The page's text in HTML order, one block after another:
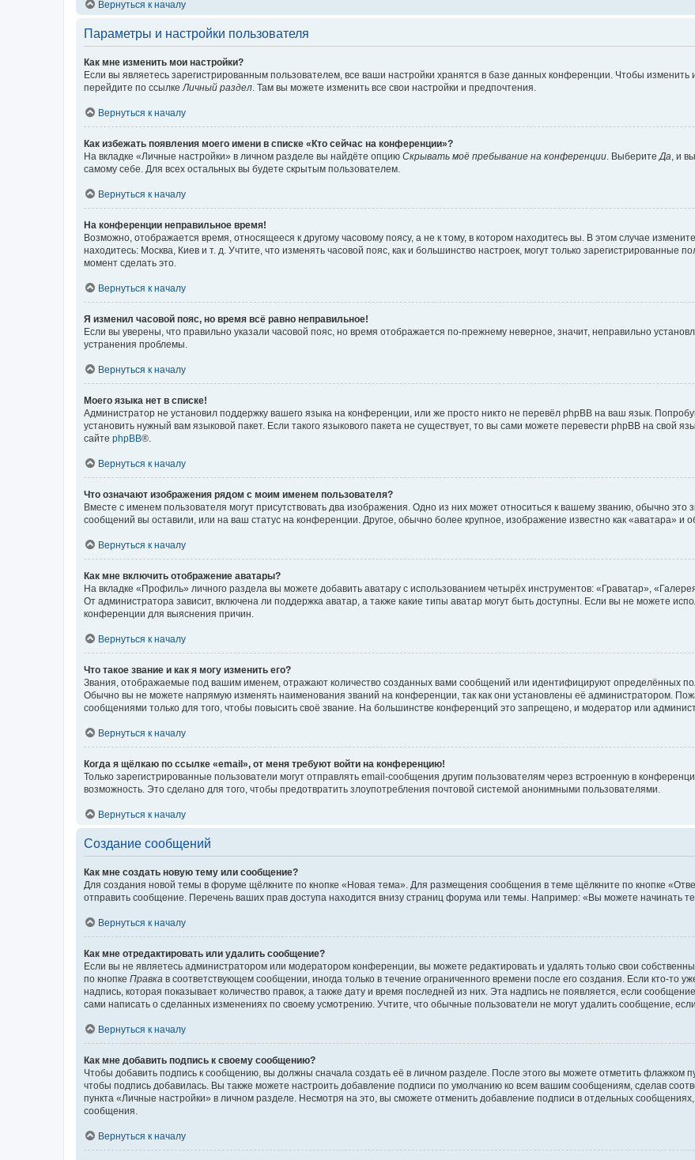
Вернуться к началу
Параметры и настройки пользователя
Как мне изменить мои настройки?
Если вы являетесь зарегистрированным пользователем, все ваши настройки хранятся в базе данных конференции. Чтобы
перейдите по ссылке Личный раздел . Там вы можете изменить все свои настройки и предпочтения.
Вернуться к началу
Как избежать появления моего имени в списке «Кто сейчас на конференции»?
На вкладке «Личные настройки» в личном разделе вы найдёте опцию Скрывать моё пребывание на конференции . Выберите Да , и
самому себе. Для всех остальных вы будете скрытым пользователем.
Вернуться к началу
На конференции неправильное время!
Возможно, отображается время, относящееся к другому часовому поясу, а не к тому, в котором находитесь вы. В этом случае
находитесь: Москва, Киев и т. д. Учтите, что изменять часовой пояс, как и большинство настроек, могут только зарегистрированные
момент сделать это.
Вернуться к началу
Я изменил часовой пояс, но время всё равно неправильное!
Если вы уверены, что правильно указали часовой пояс, но время отображается по-прежнему неверное, значит, неправильно
устранения проблемы.
Вернуться к началу
Моего языка нет в списке!
Администратор не установил поддержку вашего языка на конференции, или же просто никто не перевёл phpBB на ваш язык.
установить нужный вам языковой пакет. Если такого языкового пакета не существует, то вы сами можете перевести phpBB на свой
сайте phpBB®.
Вернуться к началу
Что означают изображения рядом с моим именем пользователя?
Вместе с именем пользователя могут присутствовать два изображения. Одно из них может относиться к вашему званию, обычно это
сообщений вы оставили, или на ваш статус на конференции. Другое, обычно более крупное, изображение известно как «аватара» и
Вернуться к началу
Как мне включить отображение аватары?
На вкладке «Профиль» личного раздела вы можете добавить аватару с использованием четырёх инструментов: «Граватар»,
От администратора зависит, включена ли поддержка аватар, а также какие типы аватар могут быть доступны. Если вы не можете
конференции для выяснения причин.
Вернуться к началу
Что такое звание и как я могу изменить его?
Звания, отображаемые под вашим именем, отражают количество созданных вами сообщений или идентифицируют определённых
Обычно вы не можете напрямую изменять наименования званий на конференции, так как они установлены её администратором.
сообщениями только для того, чтобы повысить своё звание. На большинстве конференций это запрещено, и модератор или
Вернуться к началу
Когда я щёлкаю по ссылке «email», от меня требуют войти на конференцию!
Только зарегистрированные пользователи могут отправлять email-сообщения другим пользователям через встроенную в
возможность. Это сделано для того, чтобы предотвратить злоупотребления почтовой системой анонимными пользователями.
Вернуться к началу
Создание сообщений
Как мне создать новую тему или сообщение?
Для создания новой темы в форуме щёлкните по кнопке «Новая тема». Для размещения сообщения в теме щёлкните по кнопке
отправить сообщение. Перечень ваших прав доступа находится внизу страниц форума или темы. Например: «Вы можете начинать
Вернуться к началу
Как мне отредактировать или удалить сообщение?
Если вы не являетесь администратором или модератором конференции, вы можете редактировать и удалять только свои
по кнопке Правка в соответствующем сообщении, иногда только в течение ограниченного времени после его создания. Если кто-то
надпись, которая показывает количество правок, а также дату и время последней из них. Эта надпись не появляется, если
сами написать о сделанных изменениях по своему усмотрению. Учтите, что обычные пользователи не могут удалить сообщение, если
Вернуться к началу
Как мне добавить подпись к своему сообщению?
Чтобы добавить подпись к сообщению, вы должны сначала создать её в личном разделе. После этого вы можете отметить флажком
чтобы подпись добавилась. Вы также можете настроить добавление подписи по умолчанию ко всем вашим сообщениям, сделав
пункта «Личные настройки» в личном разделе. Несмотря на это, вы сможете отменить добавление подписи в отдельных
сообщения.
Вернуться к началу